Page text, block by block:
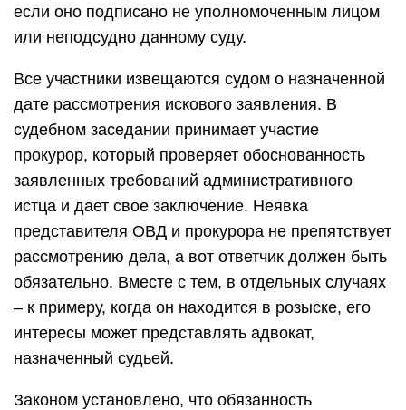
если оно подписано не уполномоченным лицом
или неподсудно данному суду.
Все участники извещаются судом о назначенной
дате рассмотрения искового заявления. В
судебном заседании принимает участие
прокурор, который проверяет обоснованность
заявленных требований административного
истца и дает свое заключение. Неявка
представителя ОВД и прокурора не препятствует
рассмотрению дела, а вот ответчик должен быть
обязательно. Вместе с тем, в отдельных случаях
– к примеру, когда он находится в розыске, его
интересы может представлять адвокат,
назначенный судьей.
Законом установлено, что обязанность